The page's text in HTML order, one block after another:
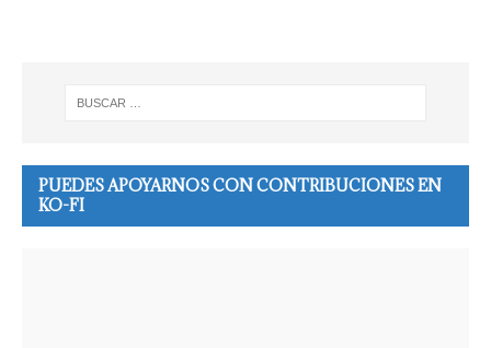
PUEDES APOYARNOS CON CONTRIBUCIONES EN
KO-FI